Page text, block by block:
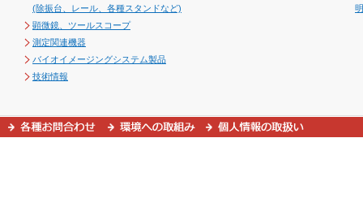
(除振台、レール、各種スタンドなど)
顕微鏡、ツールスコープ
測定関連機器
バイオイメージングシステム製品
技術情報